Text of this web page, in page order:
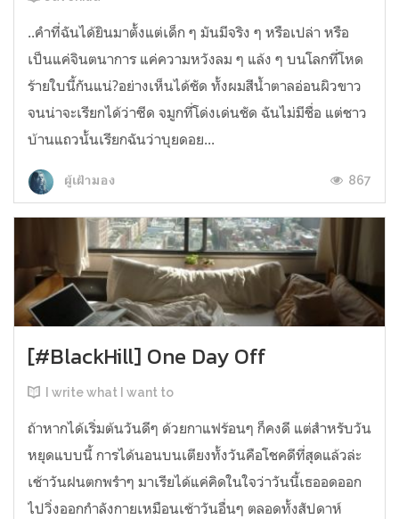
..คำที่ฉันได้ยินมาตั้งแต่เด็ก ๆ มันมีจริง ๆ หรือเปล่า หรือ
เป็นแค่จินตนาการ แค่ความหวังลม ๆ แล้ง ๆ บนโลกที่โหด
ร้ายใบนี้กันแน่?อย่างเห็นได้ชัด ทั้งผมสีน้ำตาลอ่อนผิวขาว
จนน่าจะเรียกได้ว่าซีด จมูกที่โด่งเด่นชัด ฉันไม่มีชื่อ แต่ชาว
บ้านแถวนั้นเรียกฉันว่าบุยดอย...
ผู้เฝ้ามอง 867
[#BlackHill] One Day Off
I write what I want to
ถ้าหากได้เริ่มต้นวันดีๆ ด้วยกาแฟร้อนๆ ก็คงดี แต่สำหรับวัน
หยุดแบบนี้ การได้นอนบนเตียงทั้งวันคือโชคดีที่สุดแล้วล่ะ
เช้าวันฝนตกพรำๆ มาเรียได้แค่คิดในใจว่าวันนี้เธออดออก
ไปวิ่งออกกำลังกายเหมือนเช้าวันอื่นๆ ตลอดทั้งสัปดาห์